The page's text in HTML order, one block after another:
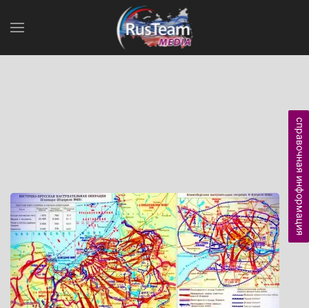
справочная информация